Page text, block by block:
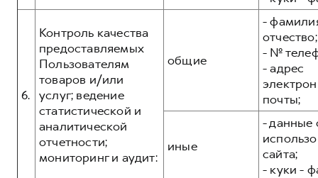
6.
Контроль качества
предоставляемых
Пользователям
товаров и/или
услуг; ведение
статистической и
аналитической
отчетности;
мониторинг и аудит:
общие
-
отчество;
- №
- адрес
почты;
иные
- данные
сайта;
- куки -